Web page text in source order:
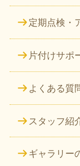
定期点検・
片付けサポ
よくある質
スタッフ紹
ギャラリー